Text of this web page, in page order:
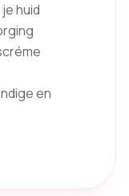
huid
en